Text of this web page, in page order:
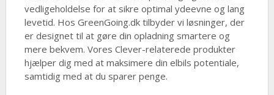
vedligeholdelse for at sikre optimal ydeevne og lang
levetid. Hos GreenGoing.dk tilbyder vi løsninger, der
er designet til at gøre din opladning smartere og
mere bekvem. Vores Clever-relaterede produkter
hjælper dig med at maksimere din elbils potentiale,
samtidig med at du sparer penge.